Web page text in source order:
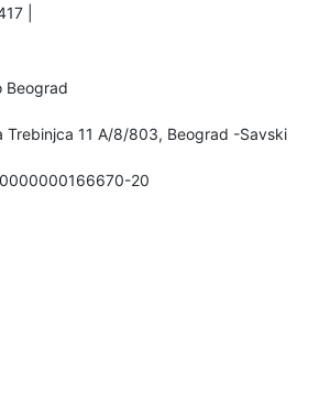
Beograd
Trebinjca 11 A/8/803, Beograd -Savski
20